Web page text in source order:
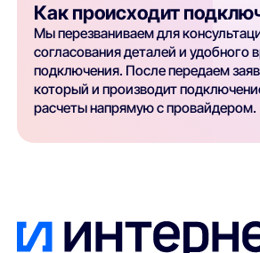
Как происходит
Мы перезваниваем для
согласования деталей и удобного
подключения. После передаем
который и производит
расчеты напрямую с провайдером.